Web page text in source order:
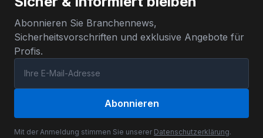
Abonnieren Sie Branchennews,
Sicherheitsvorschriften und exklusive Angebote für
Profis.
Abonnieren
Mit der Anmeldung stimmen Sie unserer Datenschutzerklärung.